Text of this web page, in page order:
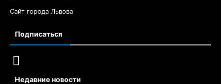
Сайт города Львова
Подписаться
Недавние новости